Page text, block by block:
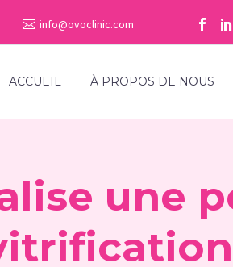
info@ovoclinic.com
ACCUEIL À PROPOS DE NOUS
une